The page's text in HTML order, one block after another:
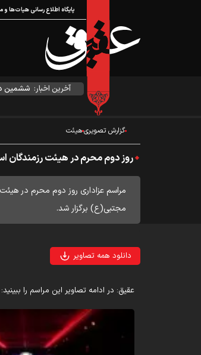
پایگاه اطلاع رسانی هیات‌ها
آخرین اخبار: ششمین
گزارش تصویریهیئت
روز دوم محرم در هیئت رزمندگان
مراسم عزاداری روز دوم محرم در
مجتبی(ع) برگزار شد.
دانلود همه تصاویر
عقیق: در ادامه تصاویر این مراسم را ببینید: